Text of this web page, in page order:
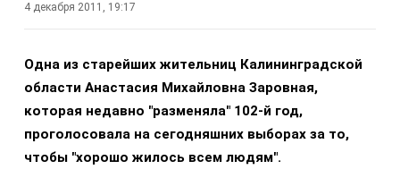
4 декабря 2011, 19:17
Одна из старейших жительниц Калининградской
области Анастасия Михайловна Заровная,
которая недавно "разменяла" 102-й год,
проголосовала на сегодняшних выборах за то,
чтобы "хорошо жилось всем людям".